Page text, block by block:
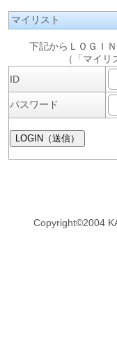
マイリスト
下記からＬＯＧＩ
（「マイ
ID
パスワード
Copyright©2004